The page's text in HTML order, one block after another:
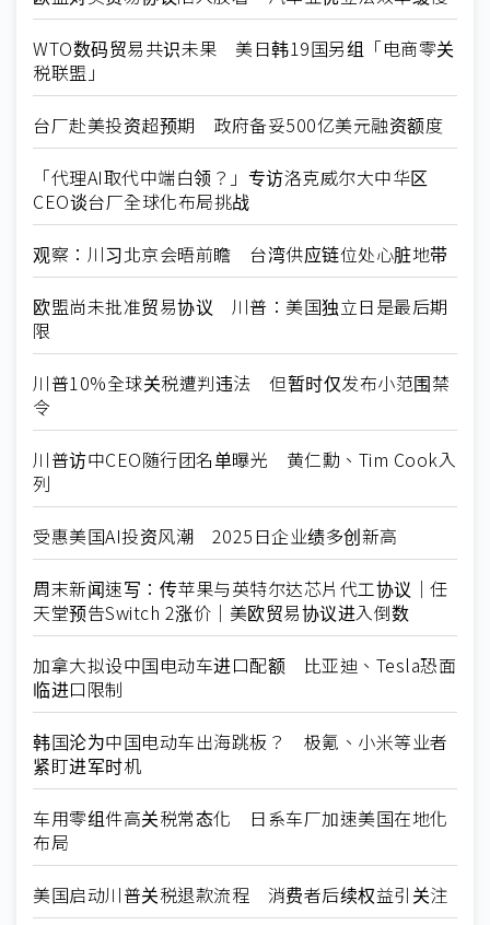
WTO数码贸易共识未果 美日韩19国另组「电商零关
税联盟」
台厂赴美投资超预期 政府备妥500亿美元融资额度
「代理AI取代中端白领？」专访洛克威尔大中华区
CEO谈台厂全球化布局挑战
观察：川习北京会晤前瞻 台湾供应链位处心脏地带
欧盟尚未批准贸易协议 川普：美国独立日是最后期
限
川普10%全球关税遭判违法 但暂时仅发布小范围禁
令
川普访中CEO随行团名单曝光 黄仁勳、Tim Cook入
列
受惠美国AI投资风潮 2025日企业绩多创新高
周末新闻速写：传苹果与英特尔达芯片代工协议｜任
天堂预告Switch 2涨价｜美欧贸易协议进入倒数
加拿大拟设中国电动车进口配额 比亚迪、Tesla恐面
临进口限制
韩国沦为中国电动车出海跳板？ 极氪、小米等业者
紧盯进军时机
车用零组件高关税常态化 日系车厂加速美国在地化
布局
美国启动川普关税退款流程 消费者后续权益引关注